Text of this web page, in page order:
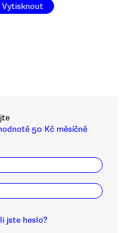
Vytisknout
50 Kč měsíčně
jste heslo?